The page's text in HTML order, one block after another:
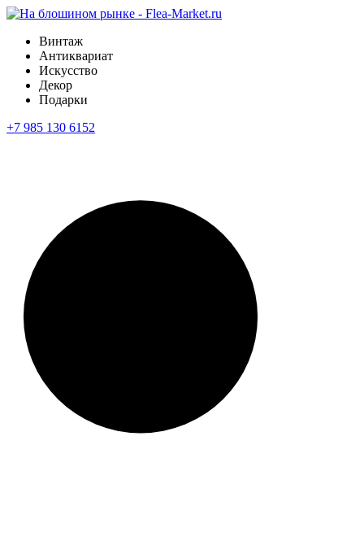
Винтаж
Антиквариат
Искусство
Декор
Подарки
+7 985 130 6152